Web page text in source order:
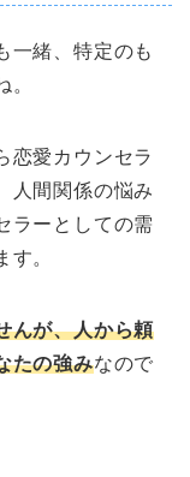
一緒、特定のも
恋愛カウンセラ
人間関係の悩み
ラーとしての需
。
んが、人から頼
たの強みなので